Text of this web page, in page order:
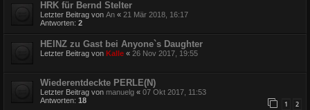
HRK für Bernd Stelter
Letzter Beitrag von An « 21 Mär 2018, 16:17
Antworten: 2
HEINZ zu Gast bei Anyone`s Daughter
Letzter Beitrag von Kalle « 26 Nov 2017, 19:55
Wiederentdeckte PERLE(N)
Letzter Beitrag von manuelg « 07 Okt 2017, 11:53
Antworten: 18 1 2